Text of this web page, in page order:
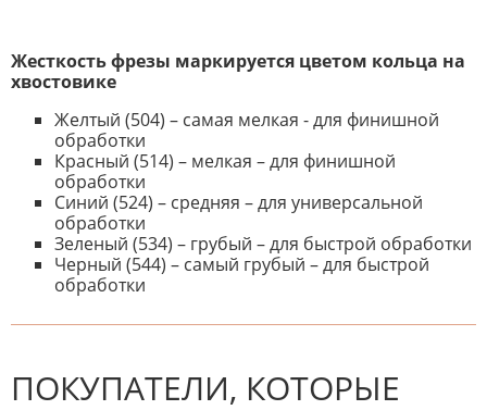
Жесткость фрезы маркируется цветом кольца на
хвостовике
Желтый (504) – самая мелкая - для финишной
обработки
Красный (514) – мелкая – для финишной
обработки
Синий (524) – средняя – для универсальной
обработки
Зеленый (534) – грубый – для быстрой обработки
Черный (544) – самый грубый – для быстрой
обработки
К настоящему времени нет
отзыв.
ПОКУПАТЕЛИ, КОТОРЫЕ